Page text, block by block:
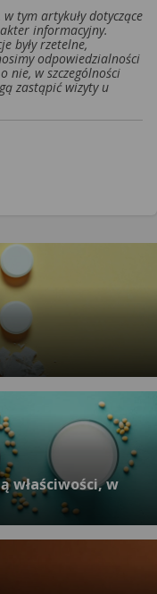
tym artykuły dotyczące
informacyjny.
były rzetelne,
odpowiedzialności
nie, w szczególności
zastąpić wizyty u
właściwości, w